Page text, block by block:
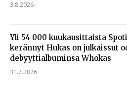
3.8.2026
Yli 54 000 kuukausittaista
kerännyt Hukas on julkaissut
debyyttialbuminsa Whokas
31.7.2026